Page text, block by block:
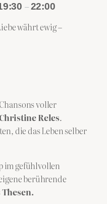
– 22:00
währt ewig –
voller
Reles.
die das Leben selber
im gefühlvollen
berührende
.